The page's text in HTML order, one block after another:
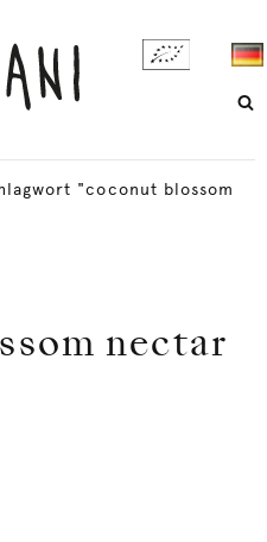
"coconut blossom
nectar